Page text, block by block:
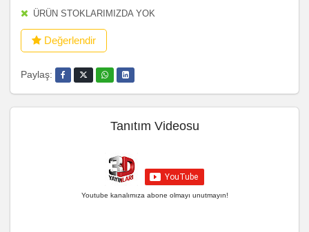
ÜRÜN STOKLARIMIZDA YOK
Değerlendir
Paylaş:
Tanıtım Videosu
Youtube kanalımıza abone olmayı unutmayın!